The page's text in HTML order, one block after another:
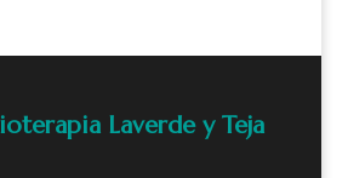
Laverde y Teja